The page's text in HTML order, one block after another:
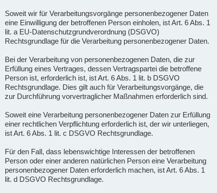
Soweit wir für Verarbeitungsvorgänge personenbezogener Daten
eine Einwilligung der betroffenen Person einholen, ist Art. 6 Abs. 1
lit. a EU-Datenschutzgrundverordnung (DSGVO)
Rechtsgrundlage für die Verarbeitung personenbezogener Daten.
Bei der Verarbeitung von personenbezogenen Daten, die zur
Erfüllung eines Vertrages, dessen Vertragspartei die betroffene
Person ist, erforderlich ist, ist Art. 6 Abs. 1 lit. b DSGVO
Rechtsgrundlage. Dies gilt auch für Verarbeitungsvorgänge, die
zur Durchführung vorvertraglicher Maßnahmen erforderlich sind.
Soweit eine Verarbeitung personenbezogener Daten zur Erfüllung
einer rechtlichen Verpflichtung erforderlich ist, der wir unterliegen,
ist Art. 6 Abs. 1 lit. c DSGVO Rechtsgrundlage.
Für den Fall, dass lebenswichtige Interessen der betroffenen
Person oder einer anderen natürlichen Person eine Verarbeitung
personenbezogener Daten erforderlich machen, ist Art. 6 Abs. 1
lit. d DSGVO Rechtsgrundlage.